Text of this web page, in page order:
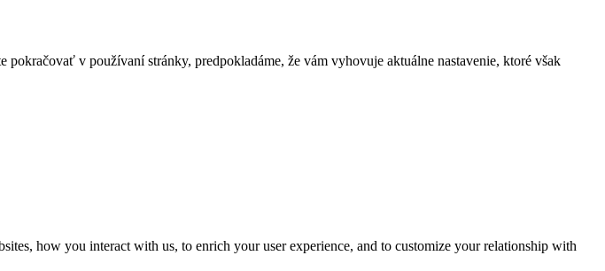
v používaní stránky, predpokladáme, že vám vyhovuje aktuálne nastavenie, ktoré však
how you interact with us, to enrich your user experience, and to customize your relationship with